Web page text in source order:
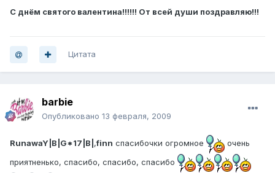
С днём святого валентина!!!!!! От всей души поздравляю!!!
Цитата
barbie
Опубликовано 13 февраля, 2009
RunawaY|B|G*17|B| ,finn спасибочки огромное
очень
приятненько, спасибо, спасибо, спасибо